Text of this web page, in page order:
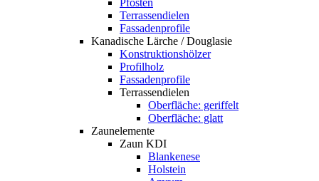
Terrassendielen
Fassadenprofile
Kanadische Lärche / Douglasie
Konstruktionshölzer
Profilholz
Fassadenprofile
Terrassendielen
Oberfläche: geriffelt
Oberfläche: glatt
Zaunelemente
Zaun KDI
Blankenese
Holstein